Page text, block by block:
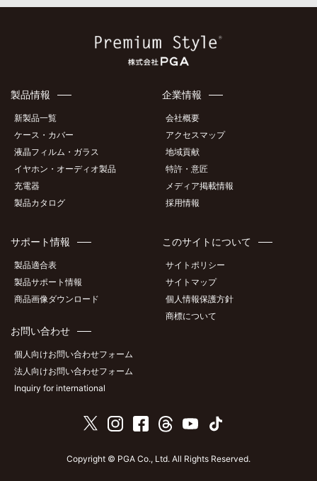
製品情報
新製品一覧
ケース・カバー
液晶フィルム・ガラス
イヤホン・オーディオ製品
充電器
製品カタログ
企業情報
会社概要
アクセスマップ
地域貢献
特許・意匠
メディア掲載情報
採用情報
サポート情報
製品適合表
製品サポート情報
商品画像ダウンロード
お問い合わせ
個人向けお問い合わせフォーム
法人向けお問い合わせフォーム
Inquiry for international
このサイトについて
サイトポリシー
サイトマップ
個人情報保護方針
商標について
Copyright © PGA Co., Ltd. All Rights Reserved.